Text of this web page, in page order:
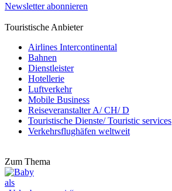
Newsletter abonnieren
Touristische Anbieter
Airlines Intercontinental
Bahnen
Dienstleister
Hotellerie
Luftverkehr
Mobile Business
Reiseveranstalter A/ CH/ D
Touristische Dienste/ Touristic services
Verkehrsflughäfen weltweit
Zum Thema